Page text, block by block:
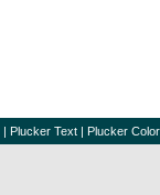
| Plucker Text | Plucker Color